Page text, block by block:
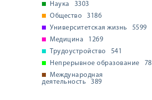
Наука
3303
Общество
3186
Университетская жизнь
5599
Медицина
1269
Трудоустройство
541
Непрерывное образование
78
Международная
деятельность
389